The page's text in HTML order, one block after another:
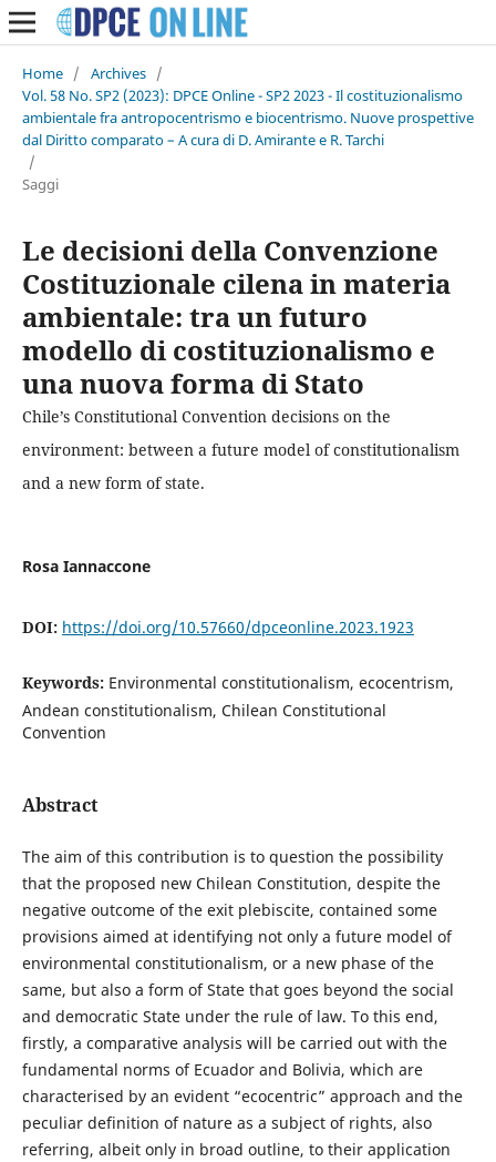
Home / Archives /
Vol. 58 No. SP2 (2023): DPCE Online - SP2 2023 - Il costituzionalismo
ambientale fra antropocentrismo e biocentrismo. Nuove prospettive
dal Diritto comparato – A cura di D. Amirante e R. Tarchi
/
Saggi
Le decisioni della Convenzione
Costituzionale cilena in materia
ambientale: tra un futuro
modello di costituzionalismo e
una nuova forma di Stato
Chile’s Constitutional Convention decisions on the
environment: between a future model of constitutionalism
and a new form of state.
Rosa Iannaccone
DOI: https://doi.org/10.57660/dpceonline.2023.1923
Keywords: Environmental constitutionalism, ecocentrism,
Andean constitutionalism, Chilean Constitutional
Convention
Abstract
The aim of this contribution is to question the possibility
that the proposed new Chilean Constitution, despite the
negative outcome of the exit plebiscite, contained some
provisions aimed at identifying not only a future model of
environmental constitutionalism, or a new phase of the
same, but also a form of State that goes beyond the social
and democratic State under the rule of law. To this end,
firstly, a comparative analysis will be carried out with the
fundamental norms of Ecuador and Bolivia, which are
characterised by an evident “ecocentric” approach and the
peculiar definition of nature as a subject of rights, also
referring, albeit only in broad outline, to their application